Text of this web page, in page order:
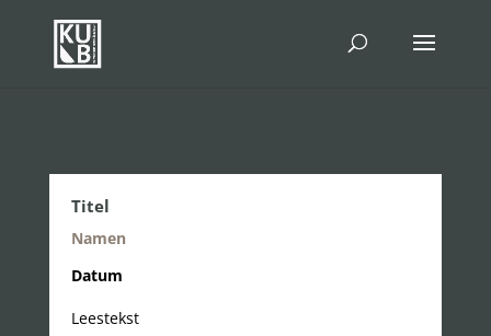
Titel
Namen
Datum
Leestekst